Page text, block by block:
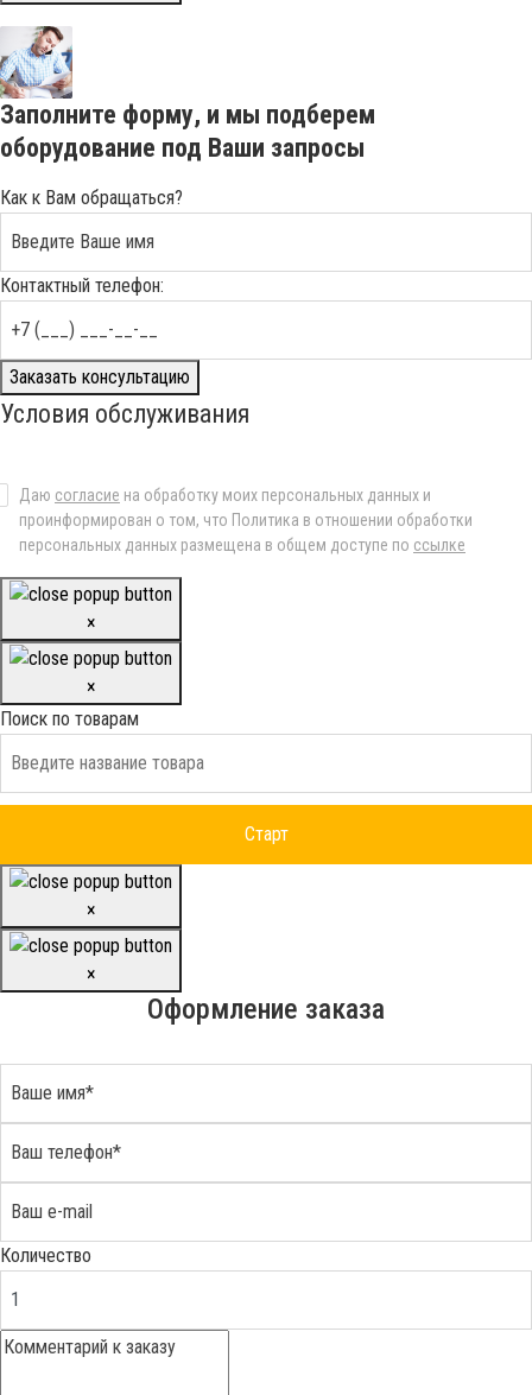
Заполните форму, и мы подберем
оборудование под Ваши запросы
Как к Вам обращаться?
Контактный телефон:
Заказать консультацию
Условия обслуживания
Даю согласие на обработку моих персональных данных и
проинформирован о том, что Политика в отношении обработки
персональных данных размещена в общем доступе по ссылке
×
×
Поиск по товарам
×
×
Оформление заказа
Количество